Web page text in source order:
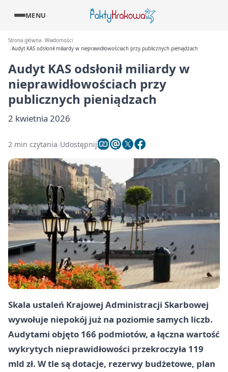
MENU
Strona główna Wiadomości
Audyt KAS odsłonił miliardy w nieprawidłowościach przy publicznych pieniądzach
Audyt KAS odsłonił miliardy w
nieprawidłowościach przy
publicznych pieniądzach
2 kwietnia 2026
2 min czytania Udostępnij
Skala ustaleń Krajowej Administracji Skarbowej
wywołuje niepokój już na poziomie samych liczb.
Audytami objęto 166 podmiotów, a łączna wartość
wykrytych nieprawidłowości przekroczyła 119
mld zł. W tle są dotacje, rezerwy budżetowe, plan